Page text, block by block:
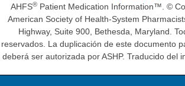
AHFS® Patient Medication Information™. ©
American Society of Health-System
Highway, Suite 900, Bethesda, Maryland.
reservados. La duplicación de este documento
deberá ser autorizada por ASHP. Traducido del